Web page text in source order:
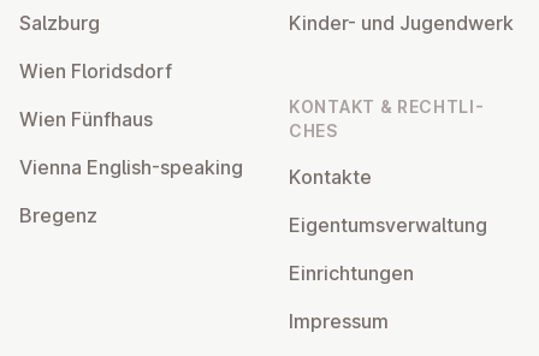
Salzburg
Wien Flo­rids­dorf
Wien Fünfhaus
Vienna English-speaking
Bregenz
Kinder- und Ju­gend­werk
KONTAKT & RECHT­LI­
CHES
Kontakte
Ei­gen­tums­ver­wal­tung
Ein­rich­tun­gen
Impressum